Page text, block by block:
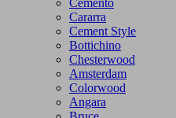
Cararra
Cement Style
Bottichino
Chesterwood
Amsterdam
Colorwood
Angara